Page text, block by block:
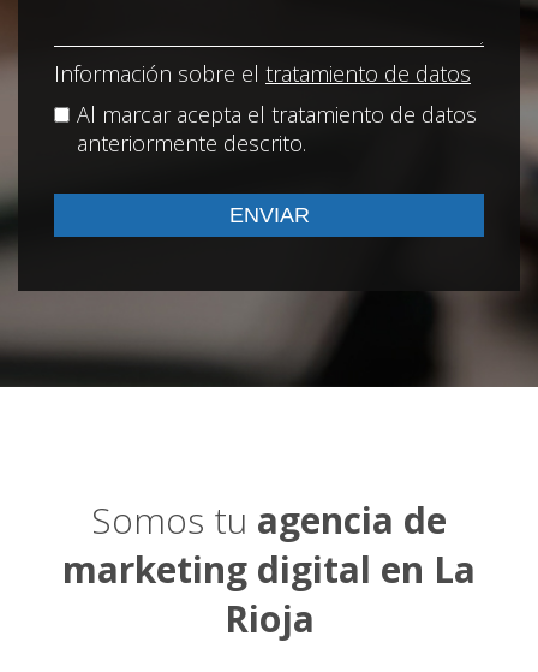
Información sobre el tratamiento de datos
Al marcar acepta el tratamiento de datos
anteriormente descrito.
Somos tu agencia de
marketing digital en La
Rioja